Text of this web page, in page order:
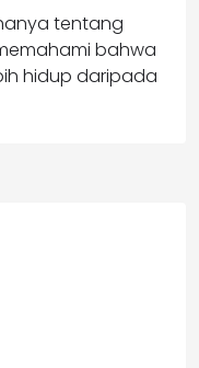
tentang
bahwa
hidup daripada